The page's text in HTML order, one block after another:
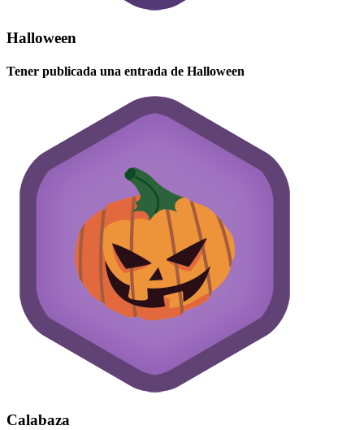
Halloween
Tener publicada una entrada de Halloween
Calabaza